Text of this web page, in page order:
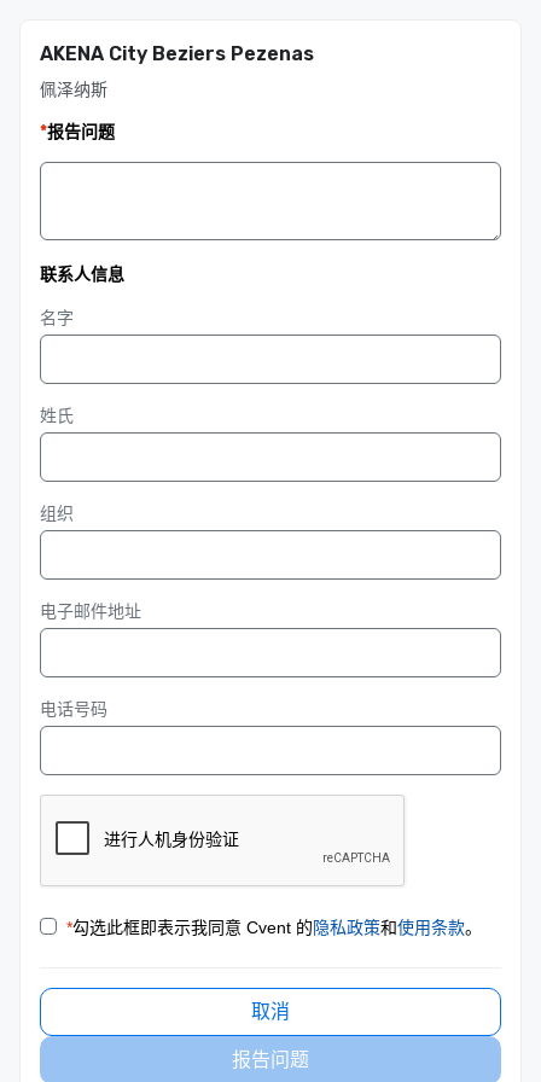
AKENA City Beziers Pezenas
佩泽纳斯
*报告问题
联系人信息
名字
姓氏
组织
电子邮件地址
电话号码
*勾选此框即表示我同意 Cvent 的隐私政策和使用条款。
取消
报告问题